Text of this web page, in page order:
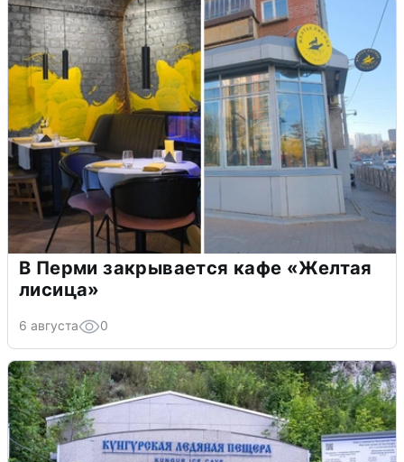
В Перми закрывается кафе «Желтая
лисица»
6 августа 0